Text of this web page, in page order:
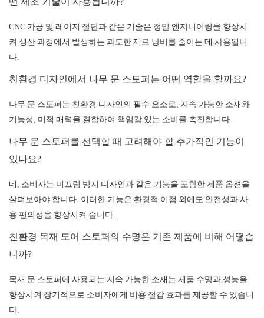
CNC 가공 및 레이저 절단과 같은 기술은 정밀 엔지니어링을 향상시
켜 생산 과정에서 발생하는 과도한 재료 낭비를 줄이는 데 사용됩니
다.
친환경 디자인에서 나무 문 스토퍼는 어떤 역할을 할까요?
나무 문 스토퍼는 친환경 디자인의 필수 요소로, 지속 가능한 소재와
기능성, 미적 매력을 결합하여 책임감 있는 소비를 촉진합니다.
나무 문 스토퍼를 선택할 때 고려해야 할 추가적인 기능이
있나요?
네, 소비자는 미끄럼 방지 디자인과 같은 기능을 포함한 제품 옵션을
살펴보아야 합니다. 이러한 기능은 환경적 이점 외에도 안전성과 사
용 편의성을 향상시켜 줍니다.
친환경 목재 도어 스토퍼의 수명은 기존 제품에 비해 어떻습
니까?
목재 문 스토퍼에 사용되는 지속 가능한 소재는 제품 수명과 성능을
향상시켜 장기적으로 소비자에게 비용 절감 효과를 제공할 수 있습니
다.